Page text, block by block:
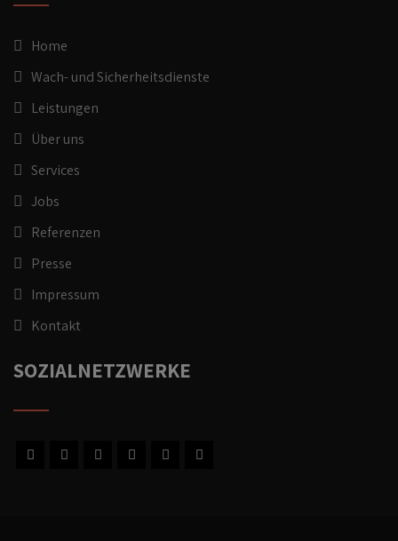
Home
Wach- und Sicherheitsdienste
Leistungen
Über uns
Services
Jobs
Referenzen
Presse
Impressum
Kontakt
SOZIALNETZWERKE